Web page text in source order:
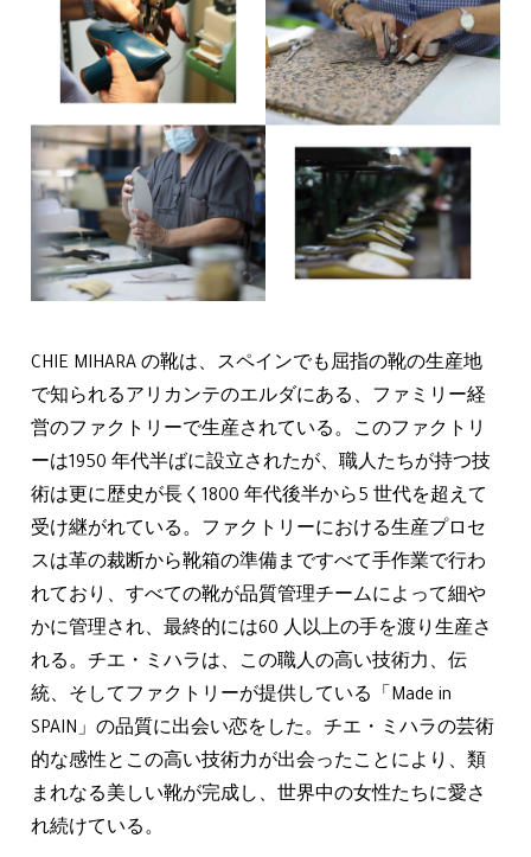
CHIE MIHARA の靴は、スペインでも屈指の靴の生産地
で知られるアリカンテのエルダにある、ファミリー経
営のファクトリーで生産されている。このファクトリ
ーは1950 年代半ばに設立されたが、職人たちが持つ技
術は更に歴史が長く1800 年代後半から5 世代を超えて
受け継がれている。ファクトリーにおける生産プロセ
スは革の裁断から靴箱の準備まですべて手作業で行わ
れており、すべての靴が品質管理チームによって細や
かに管理され、最終的には60 人以上の手を渡り生産さ
れる。チエ・ミハラは、この職人の高い技術力、伝
統、そしてファクトリーが提供している「Made in
SPAIN」の品質に出会い恋をした。チエ・ミハラの芸術
的な感性とこの高い技術力が出会ったことにより、類
まれなる美しい靴が完成し、世界中の女性たちに愛さ
れ続けている。